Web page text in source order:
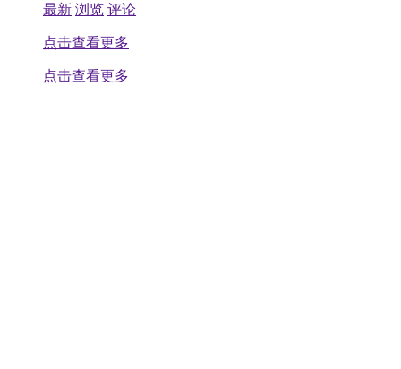
最新 浏览 评论
点击查看更多
点击查看更多